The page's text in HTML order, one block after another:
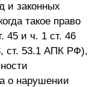
и законных
такое право
45 и ч. 1 ст. 46
ст. 53.1 АПК РФ),
о нарушении